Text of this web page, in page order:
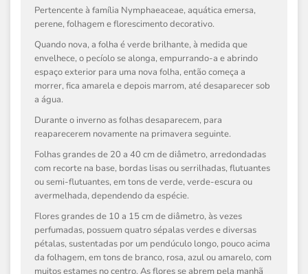
Pertencente à família Nymphaeaceae, aquática emersa,
perene, folhagem e florescimento decorativo.
Quando nova, a folha é verde brilhante, à medida que
envelhece, o pecíolo se alonga, empurrando-a e abrindo
espaço exterior para uma nova folha, então começa a
morrer, fica amarela e depois marrom, até desaparecer sob
a água.
Durante o inverno as folhas desaparecem, para
reaparecerem novamente na primavera seguinte.
Folhas grandes de 20 a 40 cm de diâmetro, arredondadas
com recorte na base, bordas lisas ou serrilhadas, flutuantes
ou semi-flutuantes, em tons de verde, verde-escura ou
avermelhada, dependendo da espécie.
Flores grandes de 10 a 15 cm de diâmetro, às vezes
perfumadas, possuem quatro sépalas verdes e diversas
pétalas, sustentadas por um pendúculo longo, pouco acima
da folhagem, em tons de branco, rosa, azul ou amarelo, com
muitos estames no centro. As flores se abrem pela manhã